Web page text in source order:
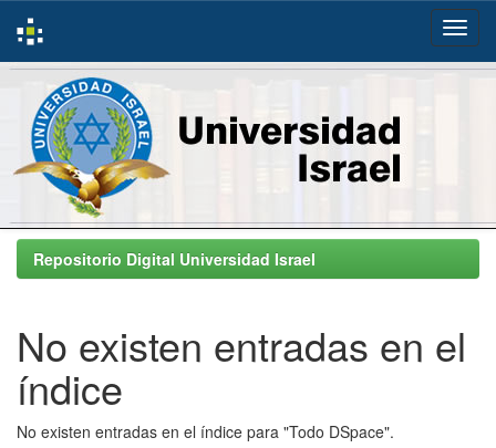
Skip
navigationRepositorio Digital Universidad Israel
No existen entradas en el
índice
No existen entradas en el índice para "Todo DSpace".